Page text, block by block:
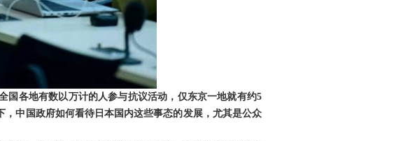
国各地有数以万计的人参与抗议活动，仅东京一地就有约5
中国政府如何看待日本国内这些事态的发展，尤其是公众